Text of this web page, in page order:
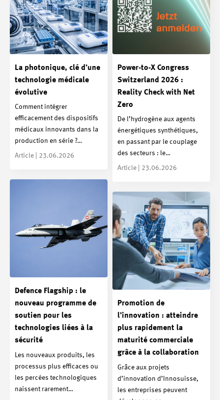
La photonique, clé d’une
technologie médicale
évolutive
Comment intégrer
efficacement des dispositifs
médicaux innovants dans la
production en série ?…
Article | 23.06.2026
Power-to-X Congress
Switzerland 2026 :
Reality Check with Net
Zero
De l’hydrogène aux agents
énergétiques synthétiques,
en passant par le couplage
des secteurs : le…
Article | 23.06.2026
Defence Flagship : le
nouveau programme de
soutien pour les
technologies liées à la
sécurité
Les nouveaux produits, les
processus plus efficaces ou
les percées technologiques
naissent rarement…
Promotion de
l’innovation : atteindre
plus rapidement la
maturité commerciale
grâce à la collaboration
Grâce aux projets
d’innovation d’Innosuisse,
les entreprises peuvent